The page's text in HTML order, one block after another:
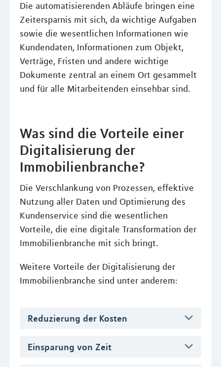
Die automatisierenden Abläufe bringen eine
Zeitersparnis mit sich, da wichtige Aufgaben
sowie die wesentlichen Informationen wie
Kundendaten, Informationen zum Objekt,
Verträge, Fristen und andere wichtige
Dokumente zentral an einem Ort gesammelt
und für alle Mitarbeitenden einsehbar sind.
Was sind die Vorteile einer
Digitalisierung der
Immobilienbranche?
Die Verschlankung von Prozessen, effektive
Nutzung aller Daten und Optimierung des
Kundenservice sind die wesentlichen
Vorteile, die eine digitale Transformation der
Immobilienbranche mit sich bringt.
Weitere Vorteile der Digitalisierung der
Immobilienbranche sind unter anderem:
Reduzierung der Kosten
Einsparung von Zeit